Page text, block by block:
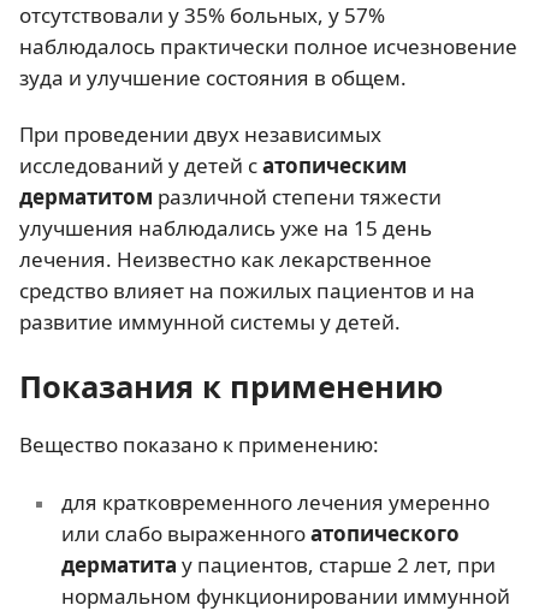
отсутствовали у 35% больных, у 57%
наблюдалось практически полное исчезновение
зуда и улучшение состояния в общем.
При проведении двух независимых
исследований у детей сатопическим
дерматитом различной степени тяжести
улучшения наблюдались уже на 15 день
лечения. Неизвестно как лекарственное
средство влияет на пожилых пациентов и на
развитие иммунной системы у детей.
Показания к применению
Вещество показано к применению:
для кратковременного лечения умеренно
или слабо выраженногоатопического
дерматита у пациентов, старше 2 лет, при
нормальном функционировании иммунной